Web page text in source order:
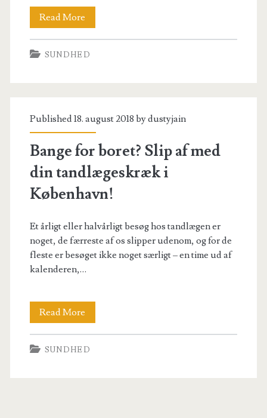
Read More
smilet
et
–
vælg
en
prisvenlig
i
København!
SUNDHED
Published 18. august 2018 bydustyjain
Bange for boret? Slip af med
din tandlægeskræk i
København!
Et årligt eller halvårligt besøg hos tandlægen er
noget, de færreste af os slipper udenom, og for de
fleste er besøget ikke noget særligt – en time ud af
kalenderen,…
Read More
for
boret?
SUNDHED